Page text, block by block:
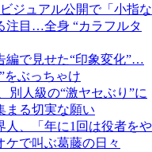
ジュアル公開で「小指な
注目…全身 “カラフルタ
編で見せた“印象変化”…
をぶっちゃけ
別人級の“激ヤセぶり”に
まる切実な願い
人、「年に1回は役者をや
ケで叫ぶ葛藤の日々